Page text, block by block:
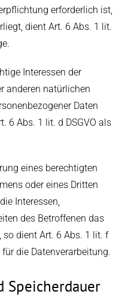
erforderlich ist,
dient Art. 6 Abs. 1 lit.
Interessen der
anderen natürlichen
Daten
6 Abs. 1 lit. d DSGVO als
eines berechtigten
oder eines Dritten
Interessen,
des Betroffenen das
dient Art. 6 Abs. 1 lit. f
die Datenverarbeitung.
Speicherdauer